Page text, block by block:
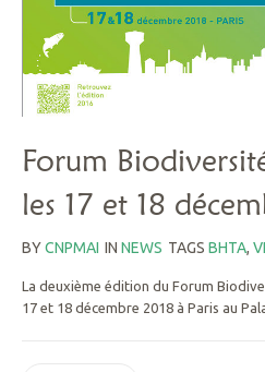
Forum
les 17 et 18
BYCNPMAI IN NEWS TAGS BHTA,
La deuxième édition du Forum
17 et 18 décembre 2018 à Paris au